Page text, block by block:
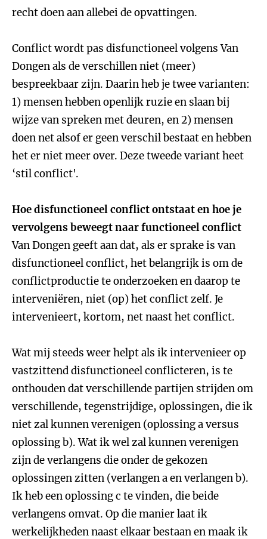
recht doen aan allebei de opvattingen.
Conflict wordt pas disfunctioneel volgens Van
Dongen als de verschillen niet (meer)
bespreekbaar zijn. Daarin heb je twee varianten:
1) mensen hebben openlijk ruzie en slaan bij
wijze van spreken met deuren, en 2) mensen
doen net alsof er geen verschil bestaat en hebben
het er niet meer over. Deze tweede variant heet
‘stil conflict'.
Hoe disfunctioneel conflict ontstaat en hoe je
vervolgens beweegt naar functioneel conflict
Van Dongen geeft aan dat, als er sprake is van
disfunctioneel conflict, het belangrijk is om de
conflictproductie te onderzoeken en daarop te
interveniëren, niet (op) het conflict zelf. Je
intervenieert, kortom, net naast het conflict.
Wat mij steeds weer helpt als ik intervenieer op
vastzittend disfunctioneel conflicteren, is te
onthouden dat verschillende partijen strijden om
verschillende, tegenstrijdige, oplossingen, die ik
niet zal kunnen verenigen (oplossing a versus
oplossing b). Wat ik wel zal kunnen verenigen
zijn de verlangens die onder de gekozen
oplossingen zitten (verlangen a en verlangen b).
Ik heb een oplossing c te vinden, die beide
verlangens omvat. Op die manier laat ik
werkelijkheden naast elkaar bestaan en maak ik